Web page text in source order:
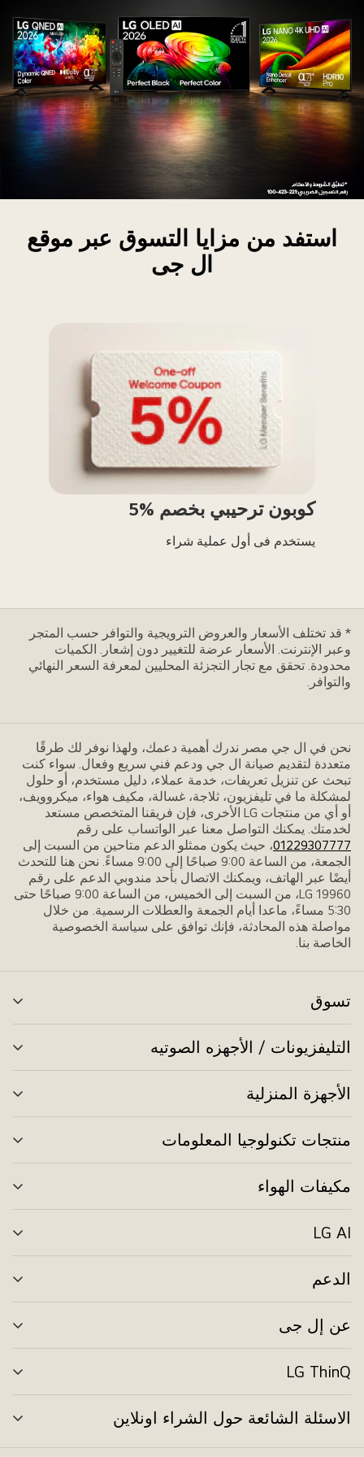
بتجربة
مشاهدةاستفد من مزايا التسوق عبر موقع
ال جى
كوبون ترحيبي بخصم %5
يستخدم فى أول عملية شراء
* قد تختلف الأسعار والعروض الترويجية والتوافر حسب المتجر
وعبر الإنترنت. الأسعار عرضة للتغيير دون إشعار. الكميات
محدودة. تحقق مع تجار التجزئة المحليين لمعرفة السعر النهائي
والتوافر.
نحن في ال جي مصر ندرك أهمية دعمك، ولهذا نوفر لك طرقًا
متعددة لتقديم صيانة ال جي ودعم فني سريع وفعال. سواء كنت
تبحث عن تنزيل تعريفات، خدمة عملاء، دليل مستخدم، أو حلول
لمشكلة ما في تليفزيون، ثلاجة، غسالة، مكيف هواء، ميكروويف،
أو أي من منتجات LG الأخرى، فإن فريقنا المتخصص مستعد
لخدمتك. يمكنك التواصل معنا عبر الواتساب على رقم
01229307777، حيث يكون ممثلو الدعم متاحين من السبت إلى
الجمعة، من الساعة 9:00 صباحًا إلى 9:00 مساءً. نحن هنا للتحدث
أيضًا عبر الهاتف، ويمكنك الاتصال بأحد مندوبي الدعم على رقم
LG 19960، من السبت إلى الخميس، من الساعة 9:00 صباحًا حتى
5:30 مساءً، ماعدا أيام الجمعة والعطلات الرسمية. من خلال
مواصلة هذه المحادثة، فإنك توافق على سياسة الخصوصية
الخاصة بنا.
تسوق
التليفزيونات / الأجهزه الصوتيه
الأجهزة المنزلية
منتجات تكنولوجيا المعلومات
مكيفات الهواء
LG AI
الدعم
عن إل جى
LG ThinQ
الاسئلة الشائعة حول الشراء اونلاين